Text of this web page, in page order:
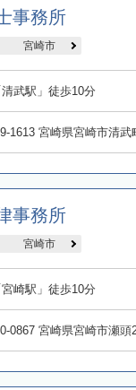
事務所
宮崎市
武駅」徒歩10分
1613 宮崎県宮崎市清武
事務所
宮崎市
崎駅」徒歩10分
0867 宮崎県宮崎市瀬頭